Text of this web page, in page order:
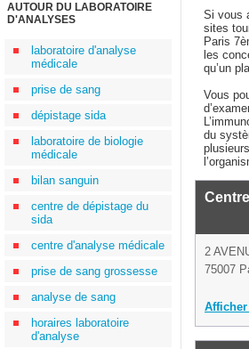
AUTOUR DU LABORATOIRE
D'ANALYSES
laboratoire d'analyse
médicale
prise de sang
dépistage sida
laboratoire de biologie
médicale
bilan sanguin
centre de dépistage du
sida
centre d'analyse médicale
prise de sang grossesse
analyse de sang
horaires laboratoire
d'analyse
Si vous
sites
Paris
les
qu’un
Vous
du
2
75007